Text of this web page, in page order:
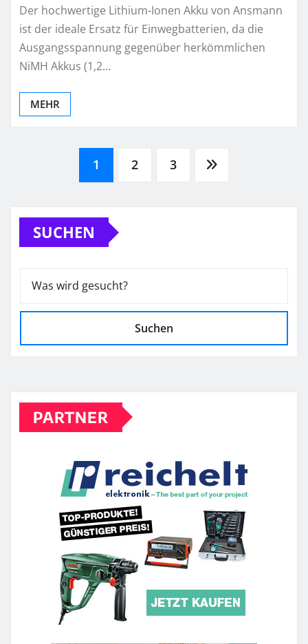
Der hochwertige Lithium-Ionen Akku von Ansmann
ist der ideale Ersatz für Einwegbatterien, da die
Ausgangsspannung gegenüber herkömmlichen
NiMH Akkus (1,2…
MEHR
Seitennummerierung
der
Beiträge
1 2 3
SUCHEN
Suchen
PARTNER